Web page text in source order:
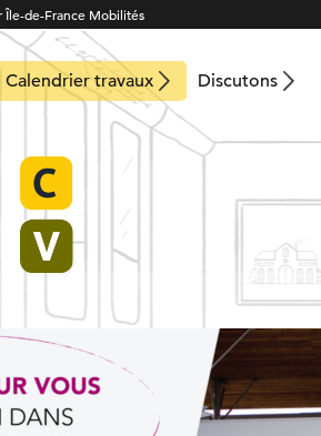
Île-de-France Mobilités
Calendrier travaux Discutons